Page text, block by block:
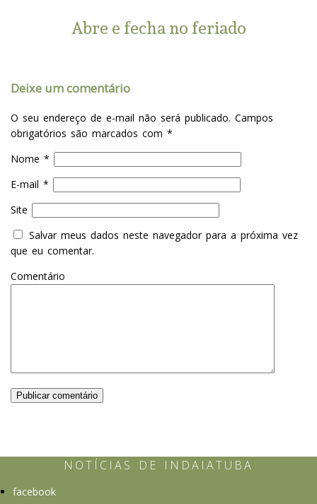
Abre e fecha no feriado
Deixe um comentário
O seu endereço de e-mail não será publicado. Campos
obrigatórios são marcados com *
Nome *
E-mail *
Site
Salvar meus dados neste navegador para a próxima vez
que eu comentar.
Comentário
não
NOTÍCIAS DE INDAIATUBA
facebook